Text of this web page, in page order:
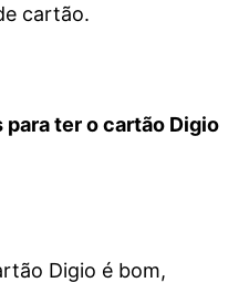
cartão.
ter o cartão Digio
Digio é bom,